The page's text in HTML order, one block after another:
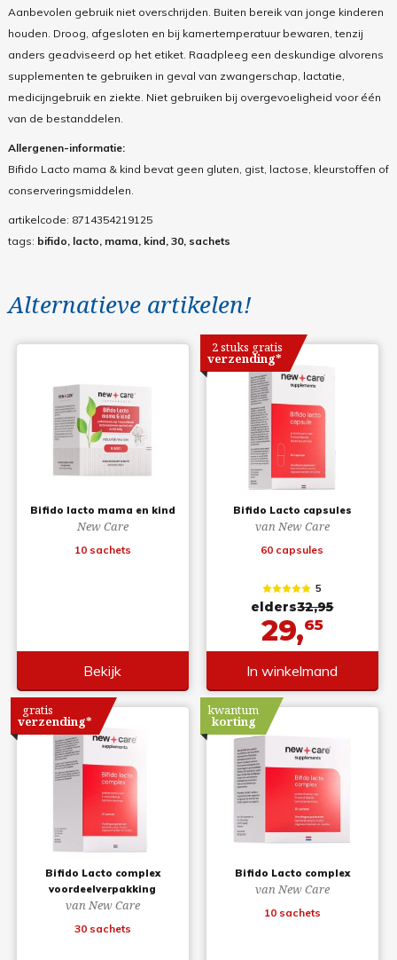
Aanbevolen gebruik niet overschrijden. Buiten bereik van jonge kinderen
houden. Droog, afgesloten en bij kamertemperatuur bewaren, tenzij
anders geadviseerd op het etiket. Raadpleeg een deskundige alvorens
supplementen te gebruiken in geval van zwangerschap, lactatie,
medicijngebruik en ziekte. Niet gebruiken bij overgevoeligheid voor één
van de bestanddelen.
Allergenen-informatie:
Bifido Lacto mama & kind bevat geen gluten, gist, lactose, kleurstoffen of
conserveringsmiddelen.
artikelcode: 8714354219125
tags: bifido, lacto, mama, kind, 30, sachets
Alternatieve artikelen!
Bifido lacto mama en kind
New Care
10 sachets
Bekijk
Bifido Lacto capsules
van New Care
60 capsules
2 stuks gratis
verzending*
5
elders32,95
29,65
In winkelmand
Bifido Lacto complex
voordeelverpakking
van New Care
30 sachets
gratis
verzending*
Bifido Lacto complex
van New Care
10 sachets
kwantum
korting